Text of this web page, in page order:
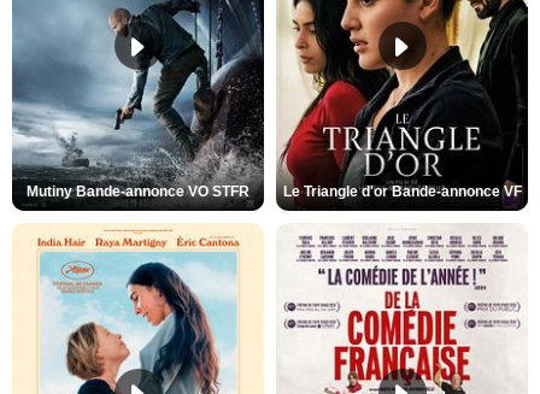
Mutiny Bande-annonce VO STFR Le Triangle d'or Bande-annonce VF